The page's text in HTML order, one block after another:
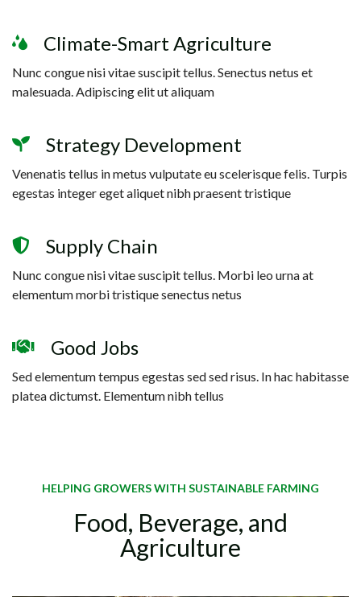
Climate-Smart Agriculture
Nunc congue nisi vitae suscipit tellus. Senectus netus et
malesuada. Adipiscing elit ut aliquam
Strategy Development
Venenatis tellus in metus vulputate eu scelerisque felis. Turpis
egestas integer eget aliquet nibh praesent tristique
Supply Chain
Nunc congue nisi vitae suscipit tellus. Morbi leo urna at
elementum morbi tristique senectus netus
Good Jobs
Sed elementum tempus egestas sed sed risus. In hac habitasse
platea dictumst. Elementum nibh tellus
HELPING GROWERS WITH SUSTAINABLE FARMING
Food, Beverage, and
Agriculture